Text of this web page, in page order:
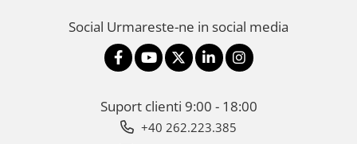
Social Urmareste-ne in social media
Suport clienti 9:00 - 18:00
+40 262.223.385